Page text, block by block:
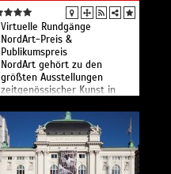
Virtuelle Rundgänge
NordArt-Preis &
Publikumspreis
NordArt gehört zu den
größten Ausstellungen
zeitgenössischer Kunst in